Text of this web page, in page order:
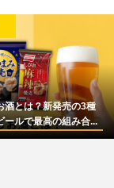
酒とは？新発売の3種
ールで最高の組み合...